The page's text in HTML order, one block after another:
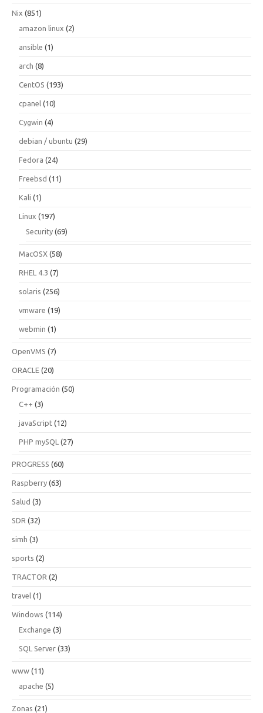
Nix (851)
amazon linux (2)
ansible (1)
arch (8)
CentOS (193)
cpanel (10)
Cygwin (4)
debian / ubuntu (29)
Fedora (24)
Freebsd (11)
Kali (1)
Linux (197)
Security (69)
MacOSX (58)
RHEL 4.3 (7)
solaris (256)
vmware (19)
webmin (1)
OpenVMS (7)
ORACLE (20)
Programación (50)
C++ (3)
javaScript (12)
PHP mySQL (27)
PROGRESS (60)
Raspberry (63)
Salud (3)
SDR (32)
simh (3)
sports (2)
TRACTOR (2)
travel (1)
Windows (114)
Exchange (3)
SQL Server (33)
www (11)
apache (5)
Zonas (21)